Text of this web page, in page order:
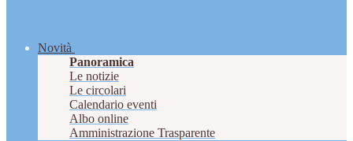
Novità
Panoramica
Le notizie
Le circolari
Calendario eventi
Albo online
Amministrazione Trasparente